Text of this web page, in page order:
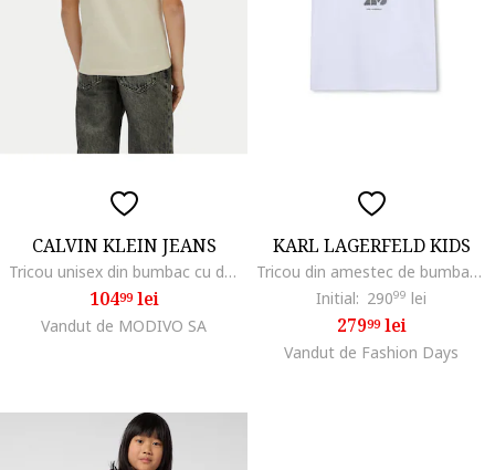
CALVIN KLEIN JEANS
Tricou unisex din bumbac cu decolteu la baza gatului
10499lei
Vandut de MODIVO SA
KARL LAGERFELD KIDS
Tricou din amestec de bumbac cu model dublu, Negru/Albastru indigo
Initial: 29099 lei
27999lei
Vandut de Fashion Days